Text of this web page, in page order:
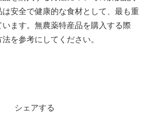
安全で健康的な食材として、最も重
ます。無農薬特産品を購入する際
を参考にしてください。
シェアする